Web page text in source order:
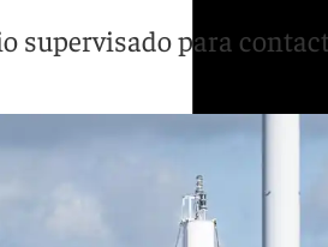
supervisado para